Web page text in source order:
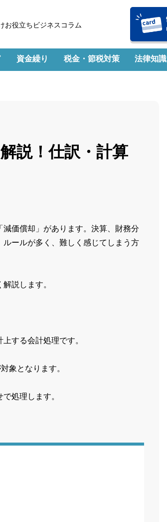
お役立ちビジネスコラム
資金繰り 税金・節税対策 法律知識
説！仕訳・計算
価償却」があります。決算、財務分
ールが多く、難しく感じてしまう方
説します。
する会計処理です。
象となります。
処理します。